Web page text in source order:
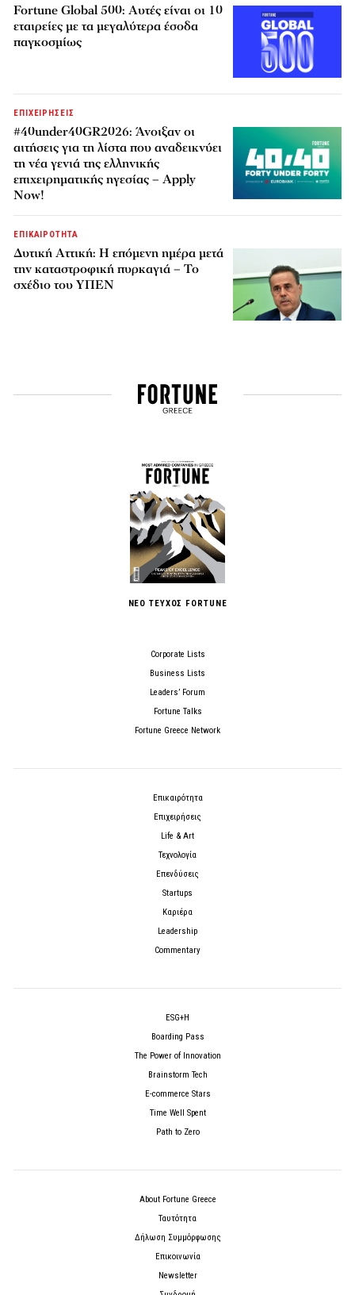
Fortune Global 500: Αυτές είναι οι 10
εταιρείες με τα μεγαλύτερα έσοδα
παγκοσμίως
ΕΠΙΧΕΙΡΗΣΕΙΣ
#40under40GR2026: Άνοιξαν οι
αιτήσεις για τη λίστα που αναδεικνύει
τη νέα γενιά της ελληνικής
επιχειρηματικής ηγεσίας – Apply
Now!
ΕΠΙΚΑΙΡΟΤΗΤΑ
Δυτική Αττική: Η επόμενη ημέρα μετά
την καταστροφική πυρκαγιά – Το
σχέδιο του ΥΠΕΝ
ΝΕΟ ΤΕΥΧΟΣ FORTUNE
Corporate Lists
Business Lists
Leaders’ Forum
Fortune Talks
Fortune Greece Network
Επικαιρότητα
Επιχειρήσεις
Life & Art
Τεχνολογία
Επενδύσεις
Startups
Καριέρα
Leadership
Commentary
ESG+H
Boarding Pass
The Power of Innovation
Brainstorm Tech
E-commerce Stars
Time Well Spent
Path to Zero
About Fortune Greece
Ταυτότητα
Δήλωση Συμμόρφωσης
Επικοινωνία
Newsletter